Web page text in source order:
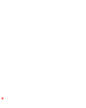
*